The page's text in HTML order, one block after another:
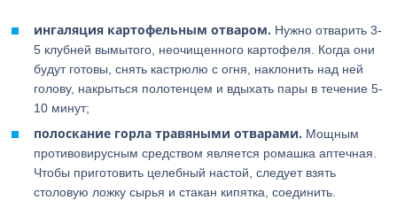
ингаляция картофельным отваром. Нужно отварить 3-
5 клубней вымытого, неочищенного картофеля. Когда они
будут готовы, снять кастрюлю с огня, наклонить над ней
голову, накрыться полотенцем и вдыхать пары в течение 5-
10 минут;
полоскание горла травяными отварами. Мощным
противовирусным средством является ромашка аптечная.
Чтобы приготовить целебный настой, следует взять
столовую ложку сырья и стакан кипятка, соединить.